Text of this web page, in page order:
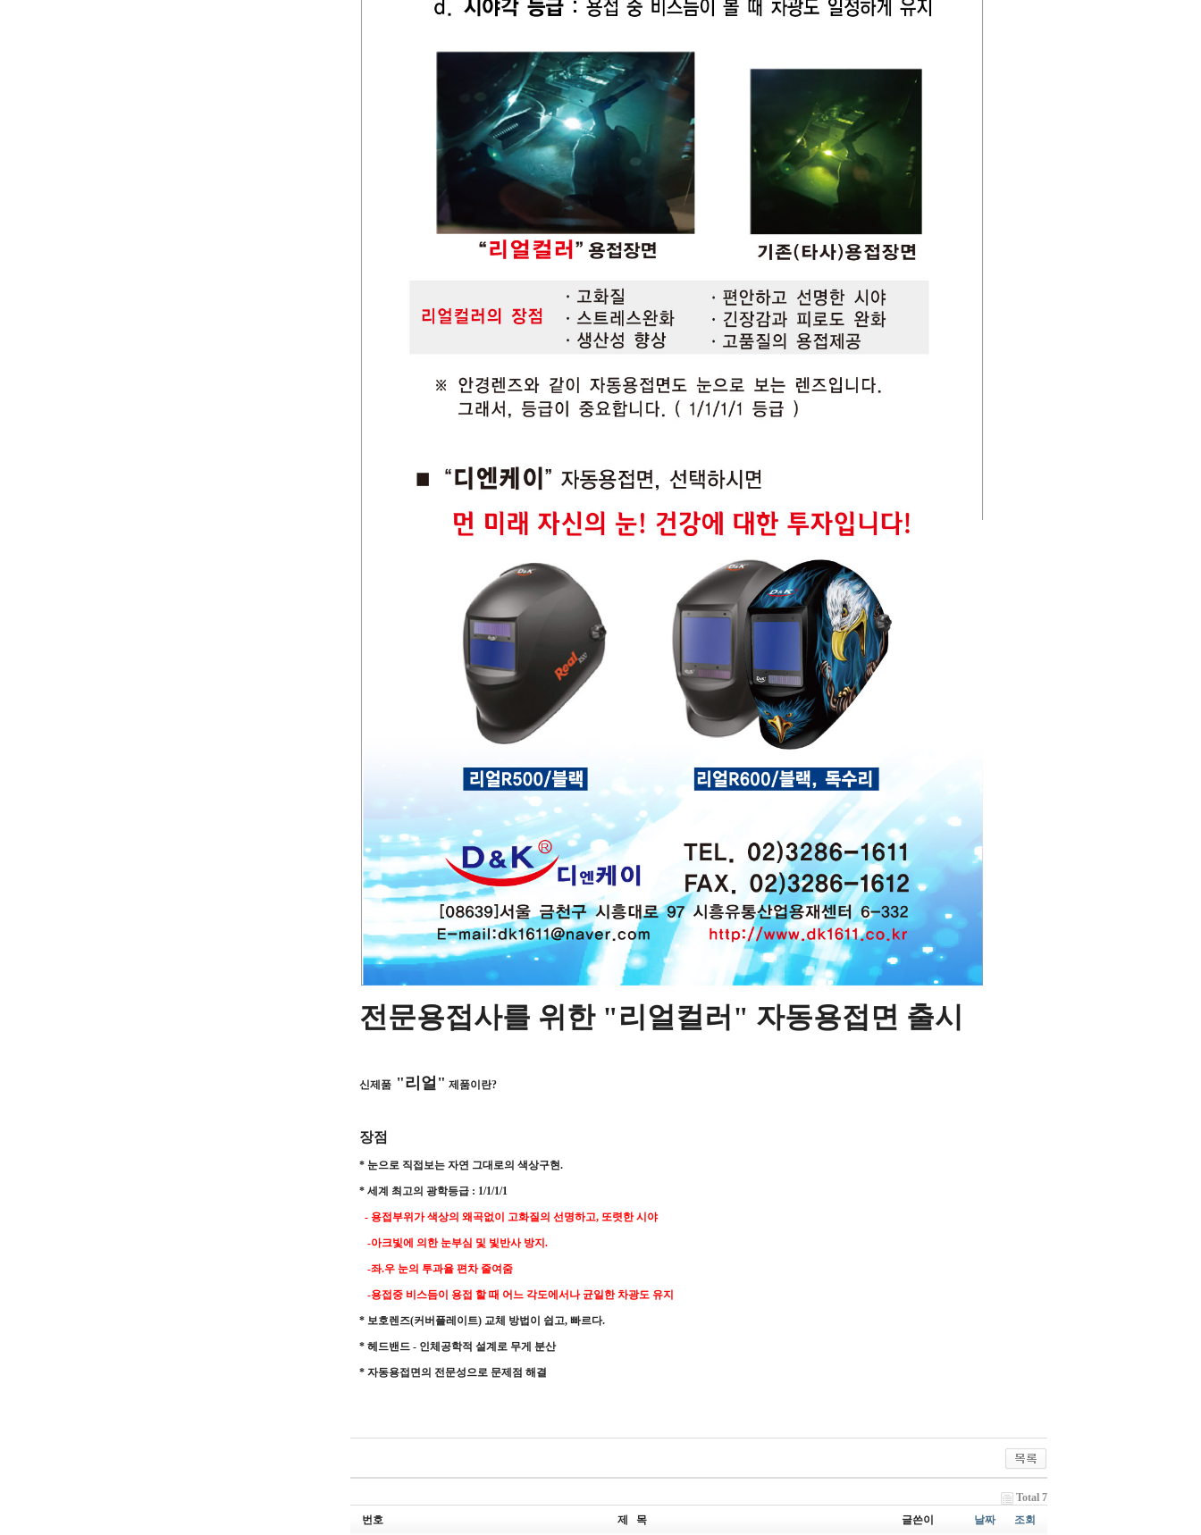
전문용접사를 위한 "리얼컬러" 자동용접면 출시
신제품 "리얼" 제품이란?
장점
* 눈으로 직접보는 자연 그대로의 색상구현.
* 세계 최고의 광학등급 : 1/1/1/1
- 용접부위가 색상의 왜곡없이 고화질의 선명하고, 또렷한 시야
-아크빛에 의한 눈부심 및 빛반사 방지.
-좌.우 눈의 투과율 편차 줄여줌
-용접중 비스듬이 용접 할 때 어느 각도에서나 균일한 차광도 유지
* 보호렌즈(커버플레이트) 교체 방법이 쉽고, 빠르다.
* 헤드밴드 - 인체공학적 설계로 무게 분산
* 자동용접면의 전문성으로 문제점 해결
Total 7
번호
제 목 글쓴이 날짜 조회